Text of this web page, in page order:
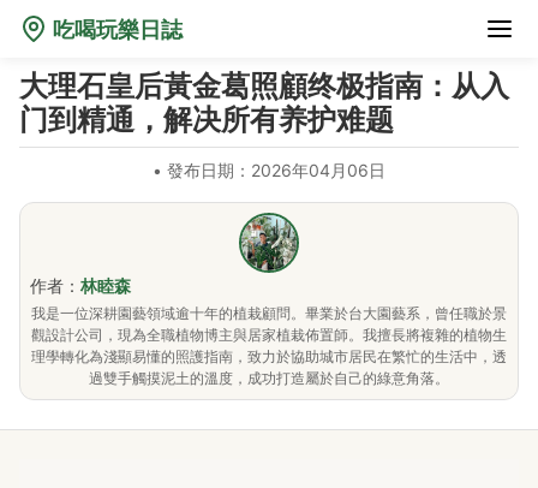
吃喝玩樂日誌
大理石皇后黃金葛照顧终极指南：从入
门到精通，解决所有养护难题
• 發布日期：2026年04月06日
作者： 林睦森
我是一位深耕園藝領域逾十年的植栽顧問。畢業於台大園藝系，曾任職於景
觀設計公司，現為全職植物博主與居家植栽佈置師。我擅長將複雜的植物生
理學轉化為淺顯易懂的照護指南，致力於協助城市居民在繁忙的生活中，透
過雙手觸摸泥土的溫度，成功打造屬於自己的綠意角落。